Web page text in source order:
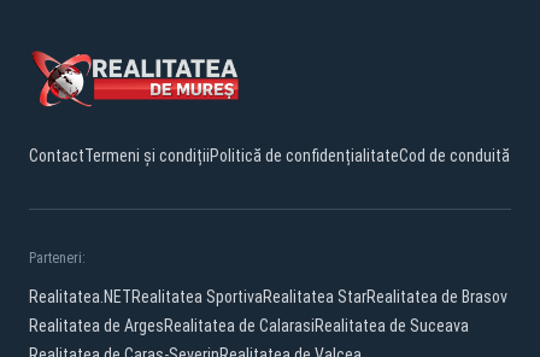
ContactTermeni și condițiiPolitică de confidențialitateCod de conduită
Parteneri:
Realitatea.NETRealitatea SportivaRealitatea StarRealitatea de Brasov
Realitatea de ArgesRealitatea de CalarasiRealitatea de Suceava